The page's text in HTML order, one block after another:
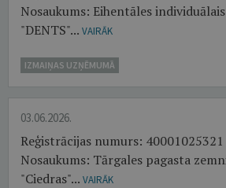
Nosaukums: Eihentāles
"DENTS"... VAIRĀK
IZMAIŅAS UZŅĒMUMĀ
03.06.2026.
Reģistrācijas numurs: 40001025321
Nosaukums: Tārgales pagasta
"Ciedras"... VAIRĀK